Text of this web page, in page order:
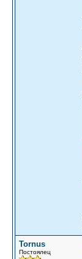
Tornus
Постоялец